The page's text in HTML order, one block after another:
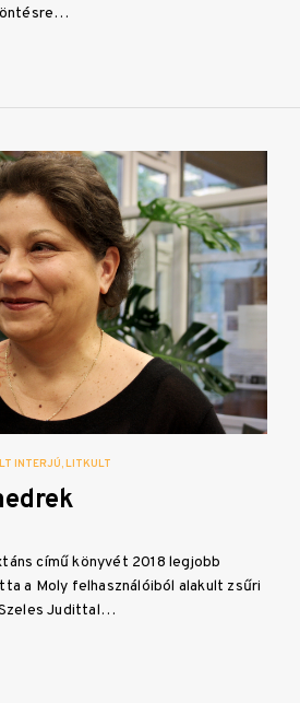
INTERJÚ LITKULT
című könyvét 2018 legjobb
a Moly felhasználóiból alakult zsűri
Judittal…